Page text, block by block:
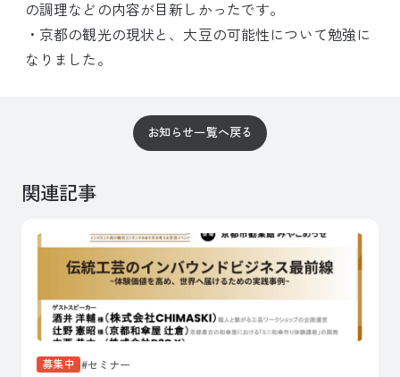
の調理などの内容が目新しかったです。
・京都の観光の現状と、大豆の可能性について勉強に
なりました。
お知らせ一覧へ戻る
関連記事
募集中 セミナー